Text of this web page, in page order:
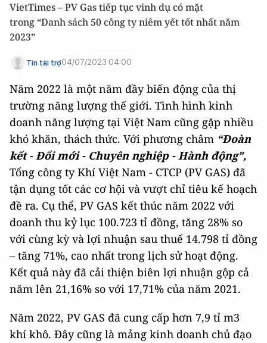
VietTimes – PV Gas tiếp tục vinh dụ có mặt
trong “Danh sách 50 công ty niêm yết tốt nhất năm
2023”
Tin tài trợ04/07/2023 04:00
Năm 2022 là một năm đầy biến động của thị
trường năng lượng thế giới. Tình hình kinh
doanh năng lượng tại Việt Nam cũng gặp nhiều
khó khăn, thách thức. Với phương châm “Đoàn
kết - Đổi mới - Chuyên nghiệp - Hành động”,
Tổng công ty Khí Việt Nam - CTCP (PV GAS) đã
tận dụng tốt các cơ hội và vượt chỉ tiêu kế hoạch
đề ra. Cụ thể, PV GAS kết thúc năm 2022 với
doanh thu kỷ lục 100.723 tỉ đồng, tăng 28% so
với cùng kỳ và lợi nhuận sau thuế 14.798 tỉ đồng
– tăng 71%, cao nhất trong lịch sử hoạt động.
Kết quả này đã cải thiện biên lợi nhuận gộp cả
năm lên 21,16% so với 17,71% của năm 2021.
Năm 2022, PV GAS đã cung cấp hơn 7,9 tỉ m3
khí khô. Đây cũng là mảng kinh doanh chủ đạo